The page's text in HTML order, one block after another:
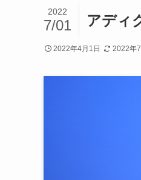
アディ
2022
7/01
2022年4月1日 2022年